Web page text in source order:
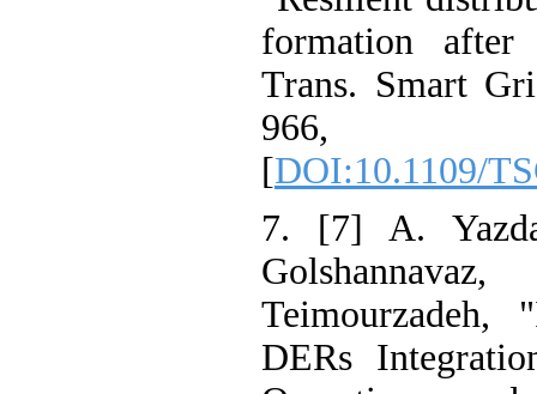
formation
Trans. Smart
966,
[DOI:10.1109/
7. [7] A.
DERs